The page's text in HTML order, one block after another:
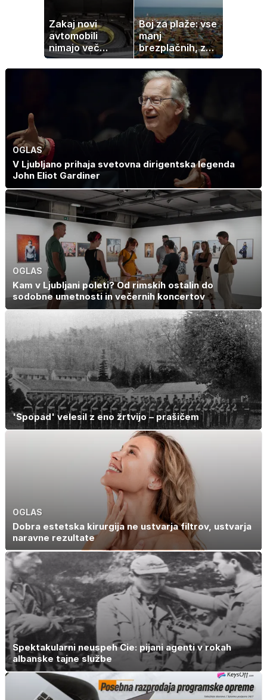
Zakaj novi
avtomobili
nimajo več
rezervne gume?
Boj za plaže: vse
manj
brezplačnih, za
ležalnik in
senčnik tudi več
kot 40 evrov
OGLAS
V Ljubljano prihaja svetovna dirigentska legenda
John Eliot Gardiner
OGLAS
Kam v Ljubljani poleti? Od rimskih ostalin do
sodobne umetnosti in večernih koncertov
'Spopad' velesil z eno žrtvijo – prašičem
OGLAS
Dobra estetska kirurgija ne ustvarja filtrov, ustvarja
naravne rezultate
Spektakularni neuspeh Cie: pijani agenti v rokah
albanske tajne službe